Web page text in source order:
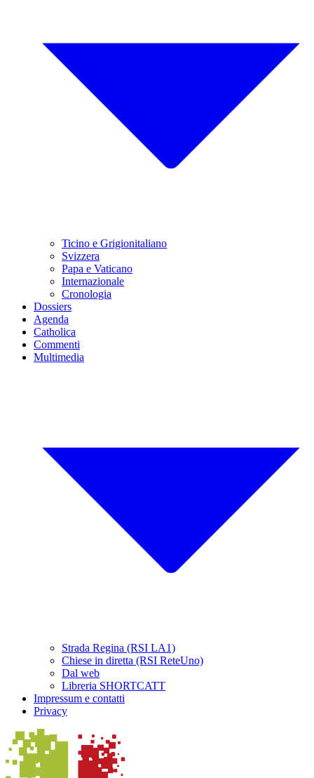
Ticino e Grigionitaliano
Svizzera
Papa e Vaticano
Internazionale
Cronologia
Dossiers
Agenda
Catholica
Commenti
Multimedia
Strada Regina (RSI LA1)
Chiese in diretta (RSI ReteUno)
Dal web
Libreria SHORTCATT
Impressum e contatti
Privacy